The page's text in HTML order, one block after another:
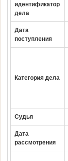
идентификатор
дела
Дата
поступления
Категория дела
Судья
Дата
рассмотрения